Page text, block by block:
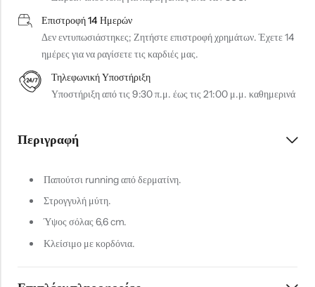
Επιστροφή 14 Ημερών
Δεν εντυπωσιάστηκες; Ζητήστε επιστροφή χρημάτων. Έχετε 14
ημέρες για να ραγίσετε τις καρδιές μας.
Τηλεφωνική Υποστήριξη
Υποστήριξη από τις 9:30 π.μ. έως τις 21:00 μ.μ. καθημερινά
Περιγραφή
Παπούτσι running από δερματίνη.
Στρογγυλή μύτη.
Ύψος σόλας 6,6 cm.
Κλείσιμο με κορδόνια.